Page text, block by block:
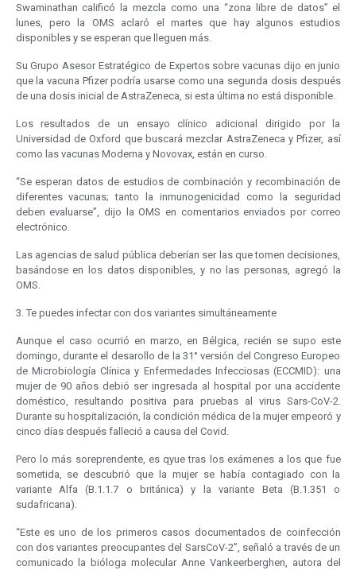
Swaminathan calificó la mezcla como una “zona libre de datos” el
lunes, pero la OMS aclaró el martes que hay algunos estudios
disponibles y se esperan que lleguen más.
Su Grupo Asesor Estratégico de Expertos sobre vacunas dijo en junio
que la vacuna Pfizer podría usarse como una segunda dosis después
de una dosis inicial de AstraZeneca, si esta última no está disponible.
Los resultados de un ensayo clínico adicional dirigido por la
Universidad de Oxford que buscará mezclar AstraZeneca y Pfizer, así
como las vacunas Moderna y Novovax, están en curso.
“Se esperan datos de estudios de combinación y recombinación de
diferentes vacunas; tanto la inmunogenicidad como la seguridad
deben evaluarse”, dijo la OMS en comentarios enviados por correo
electrónico.
Las agencias de salud pública deberían ser las que tomen decisiones,
basándose en los datos disponibles, y no las personas, agregó la
OMS.
3. Te puedes infectar con dos variantes simultáneamente
Aunque el caso ocurrió en marzo, en Bélgica, recién se supo este
domingo, durante el desarollo de la 31° versión del Congreso Europeo
de Microbiología Clínica y Enfermedades Infecciosas (ECCMID): una
mujer de 90 años debió ser ingresada al hospital por una accidente
doméstico, resultando positiva para pruebas al virus Sars-CoV-2.
Durante su hospitalización, la condición médica de la mujer empeoró y
cinco días después falleció a causa del Covid.
Pero lo más soreprendente, es qyue tras los exámenes a los que fue
sometida, se descubrió que la mujer se había contagiado con la
variante Alfa (B.1.1.7 o británica) y la variante Beta (B.1.351 o
sudafricana).
“Este es uno de los primeros casos documentados de coinfección
con dos variantes preocupantes del SarsCoV-2”, señaló a través de un
comunicado la bióloga molecular Anne Vankeerberghen, autora del